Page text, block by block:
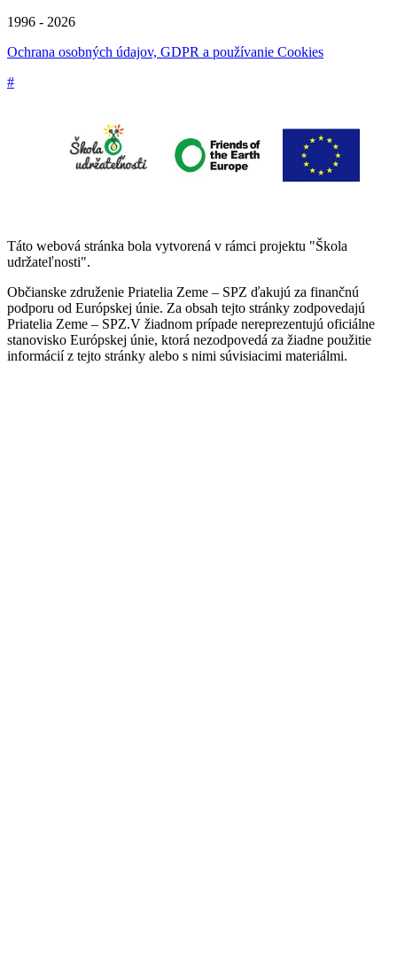
1996 - 2026
Ochrana osobných údajov, GDPR a používanie Cookies
#
Táto webová stránka bola vytvorená v rámci projektu "Škola
udržateľnosti".
Občianske združenie Priatelia Zeme – SPZ ďakujú za finančnú
podporu od Európskej únie. Za obsah tejto stránky zodpovedajú
Priatelia Zeme – SPZ.V žiadnom prípade nereprezentujú oficiálne
stanovisko Európskej únie, ktorá nezodpovedá za žiadne použitie
informácií z tejto stránky alebo s nimi súvisiacimi materiálmi.